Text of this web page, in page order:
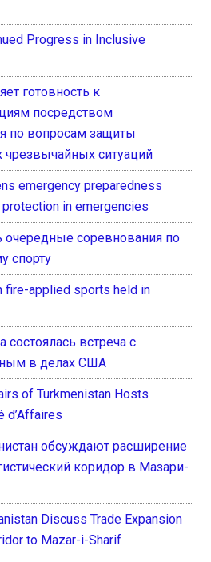
Progress in Inclusive
готовность к
посредством
по вопросам защиты
чрезвычайных ситуаций
emergency preparedness
in emergencies
очередные соревнования по
спорту
fire-applied sports held in
встреча с
в делах США
of Turkmenistan Hosts
d’Affaires
обсуждают расширение
коридор в Мазари-
Discuss Trade Expansion
to Mazar-i-Sharif